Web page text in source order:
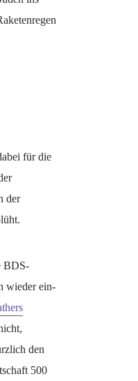
für die
der
BDS-
wieder ein-
den
500